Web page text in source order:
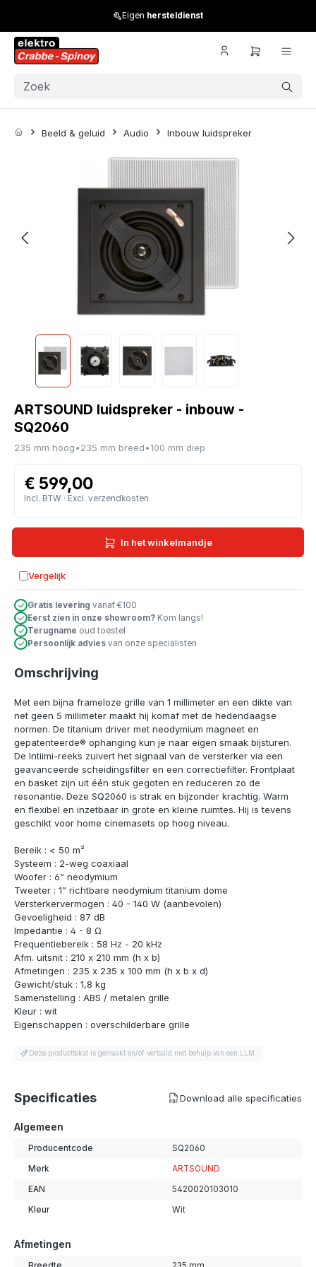
Eigen hersteldienst
Beeld & geluid Audio Inbouw luidspreker
ARTSOUND luidspreker - inbouw -
SQ2060
235 mm hoog•235 mm breed•100 mm diep
€ 599,00
Incl. BTW · Excl. verzendkosten
In het winkelmandje
Vergelijk
Toevoegen aan vergelijking
Gratis levering vanaf €100
Eerst zien in onze showroom? Kom langs!
Terugname oud toestel
Persoonlijk advies van onze specialisten
Omschrijving
Met een bijna frameloze grille van 1 millimeter en een dikte van
net geen 5 millimeter maakt hij komaf met de hedendaagse
normen. De titanium driver met neodymium magneet en
gepatenteerde® ophanging kun je naar eigen smaak bijsturen.
De Intiimi-reeks zuivert het signaal van de versterker via een
geavanceerde scheidingsfilter en een correctiefilter. Frontplaat
en basket zijn uit één stuk gegoten en reduceren zo de
resonantie. Deze SQ2060 is strak en bijzonder krachtig. Warm
en flexibel en inzetbaar in grote en kleine ruimtes. Hij is tevens
geschikt voor home cinemasets op hoog niveau.
Bereik : < 50 m²
Systeem : 2-weg coaxiaal
Woofer : 6” neodymium
Tweeter : 1” richtbare neodymium titanium dome
Versterkervermogen : 40 - 140 W (aanbevolen)
Gevoeligheid : 87 dB
Impedantie : 4 - 8 Ω
Frequentiebereik : 58 Hz - 20 kHz
Afm. uitsnit : 210 x 210 mm (h x b)
Afmetingen : 235 x 235 x 100 mm (h x b x d)
Gewicht/stuk : 1,8 kg
Samenstelling : ABS / metalen grille
Kleur : wit
Eigenschappen : overschilderbare grille
Deze producttekst is gemaakt en/of vertaald met behulp van een LLM.
Specificaties Download alle specificaties
Algemeen
Producentcode SQ2060
Merk ARTSOUND
EAN 5420020103010
Kleur Wit
Afmetingen